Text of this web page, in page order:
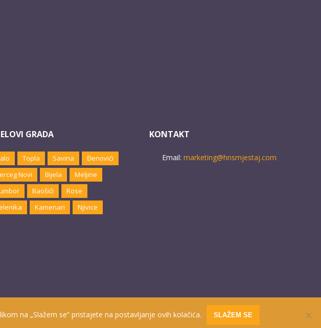
GRADA
Topla Savina
Đenovići
Novi
Bijela
Meljine
Baošići
Rose
Kamenari Njivice
KONTAKT
Email: marketing@hnsmjestaj.com
na „Slažem se“ pristajete na postavljanje ovih kolačića. SLAŽEM SE